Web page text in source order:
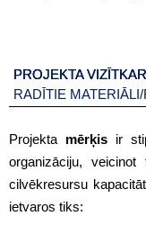
PROJEKTA
RADĪTIE
Projekta mērķisir
organizāciju,
cilvēkresursu
ietvaros tiks: